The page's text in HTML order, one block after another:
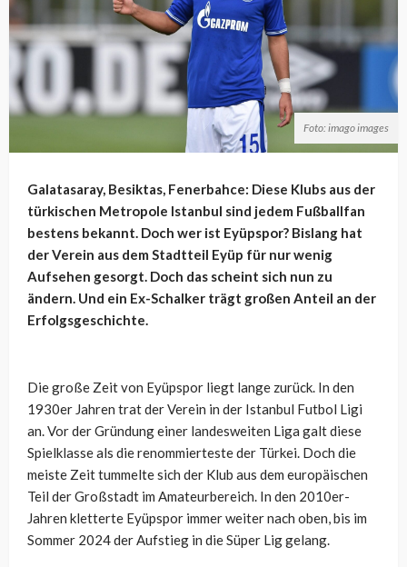
Foto: imago images
Galatasaray, Besiktas, Fenerbahce: Diese Klubs aus der
türkischen Metropole Istanbul sind jedem Fußballfan
bestens bekannt. Doch wer ist Eyüpspor? Bislang hat
der Verein aus dem Stadtteil Eyüp für nur wenig
Aufsehen gesorgt. Doch das scheint sich nun zu
ändern. Und ein Ex-Schalker trägt großen Anteil an der
Erfolgsgeschichte.
Die große Zeit von Eyüpspor liegt lange zurück. In den
1930er Jahren trat der Verein in der Istanbul Futbol Ligi
an. Vor der Gründungeiner landesweiten Liga galt diese
Spielklasse als die renommierteste der Türkei. Doch die
meiste Zeit tummelte sich der Klub aus dem europäischen
Teil der Großstadt im Amateurbereich. In den 2010er-
Jahren kletterte Eyüpspor immer weiter nach oben, bis im
Sommer 2024 der Aufstieg in die Süper Lig gelang.